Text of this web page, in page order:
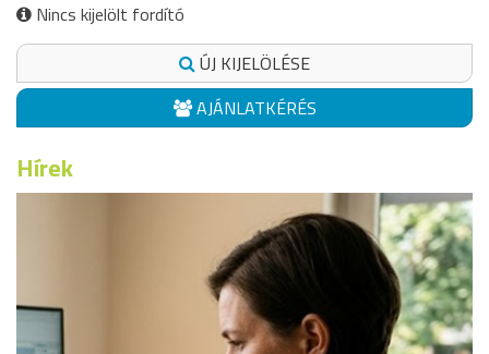
Nincs kijelölt fordító
ÚJ KIJELÖLÉSE
AJÁNLATKÉRÉS
Hírek